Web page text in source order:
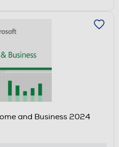
and Business 2024